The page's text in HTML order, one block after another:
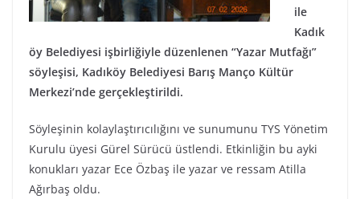
ile
Kadık
öy Belediyesi işbirliğiyle düzenlenen “Yazar Mutfağı”
söyleşisi, Kadıköy Belediyesi Barış Manço Kültür
Merkezi’nde gerçekleştirildi.
Söyleşinin kolaylaştırıcılığını ve sunumunu TYS Yönetim
Kurulu üyesi Gürel Sürücü üstlendi. Etkinliğin bu ayki
konukları yazar Ece Özbaş ile yazar ve ressam Atilla
Ağırbaş oldu.